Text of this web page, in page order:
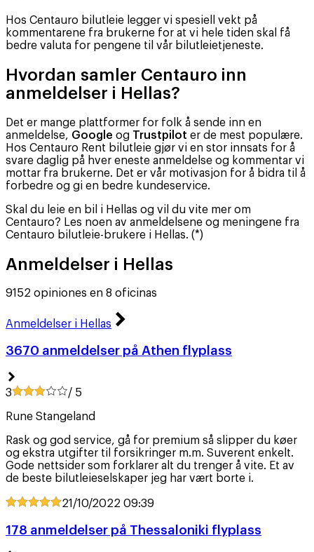
Hos Centauro bilutleie legger vi spesiell vekt på
kommentarene fra brukerne for at vi hele tiden skal få
bedre valuta for pengene til vår bilutleietjeneste.
Hvordan samler Centauro inn
anmeldelser i Hellas?
Det er mange plattformer for folk å sende inn en
anmeldelse, Google og Trustpilot er de mest populære.
Hos Centauro Rent bilutleie gjør vi en stor innsats for å
svare daglig på hver eneste anmeldelse og kommentar vi
mottar fra brukerne. Det er vår motivasjon for å bidra til å
forbedre og gi en bedre kundeservice.
Skal du leie en bil i Hellas og vil du vite mer om
Centauro? Les noen av anmeldelsene og meningene fra
Centauro bilutleie-brukere i Hellas. (*)
Anmeldelser i Hellas
9152 opiniones en 8 oficinas
Anmeldelser i Hellas
3670 anmeldelser på Athen flyplass
3 / 5
Rune Stangeland
Rask og god service, gå for premium så slipper du køer
og ekstra utgifter til forsikringer m.m. Suverent enkelt.
Gode nettsider som forklarer alt du trenger å vite. Et av
de beste bilutleieselskaper jeg har vært borte i.
21/10/2022 09:39
178 anmeldelser på Thessaloniki flyplass